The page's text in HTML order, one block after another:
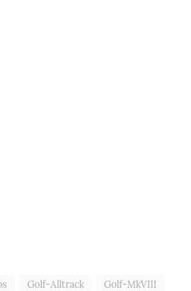
Golf-Alltrack
Golf-MkVIII